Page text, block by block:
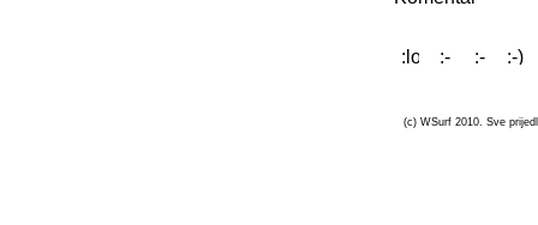
(c) WSurf 2010. Sve